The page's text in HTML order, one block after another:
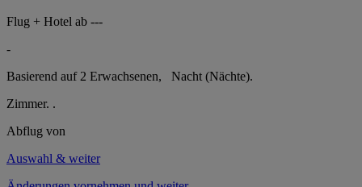
Flug + Hotel ab ---
-
Basierend auf 2 Erwachsenen,
Nacht (Nächte).
Zimmer. .
Abflug von
Auswahl & weiter